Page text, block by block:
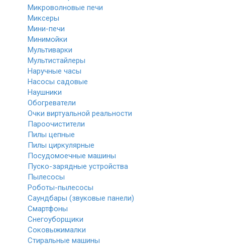
Микроволновые печи
Миксеры
Мини-печи
Минимойки
Мультиварки
Мультистайлеры
Наручные часы
Насосы садовые
Наушники
Обогреватели
Очки виртуальной реальности
Пароочистители
Пилы цепные
Пилы циркулярные
Посудомоечные машины
Пуско-зарядные устройства
Пылесосы
Роботы-пылесосы
Саундбары (звуковые панели)
Смартфоны
Снегоуборщики
Соковыжималки
Стиральные машины